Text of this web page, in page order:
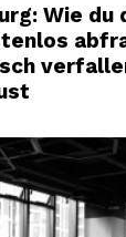
Wie du